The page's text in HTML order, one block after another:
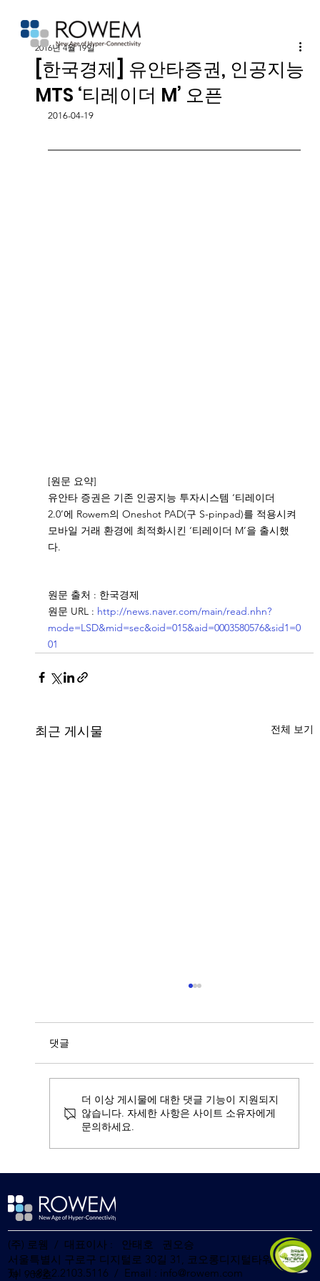
[한국경제] 유안타증권, 인공지능
MTS ‘티레이더 M’ 오픈
2016년 4월 19일
2016-04-19
[원문 요약]
유안타 증권은 기존 인공지능 투자시스템 ‘티레이더
2.0’에 Rowem의 Oneshot PAD(구 S-pinpad)를 적용시켜
모바일 거래 환경에 최적화시킨 ‘티레이더 M’을 출시했
다.
원문 출처 : 한국경제
원문 URL : http://news.naver.com/main/read.nhn?
mode=LSD&mid=sec&oid=015&aid=0003580576&sid1=0
01
최근 게시물 전체 보기
음산협 - 디알엠브릿지 – 로웸, K-
Contents IP 활성화 프로젝트를 위한 업무
협약 체결
댓글
더 이상 게시물에 대한 댓글 기능이 지원되지
않습니다. 자세한 사항은 사이트 소유자에게
문의하세요.
(주) 로웸 / 대표이사 : 안태호 권오승
Tel : +82.2.2103.5116 / Email : info@rowem.com
서울특별시 구로구 디지털로 30길 31, 코오롱디지털타워빌란트2
차 908호